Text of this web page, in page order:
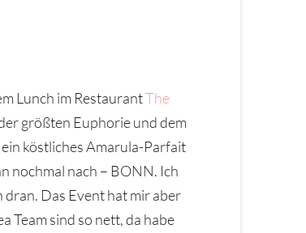
Lunch im RestaurantThe
größten Euphorie und dem
köstliches Amarula-Parfait
nochmal nach – BONN. Ich
Das Event hat mir aber
Team sind so nett, da habe